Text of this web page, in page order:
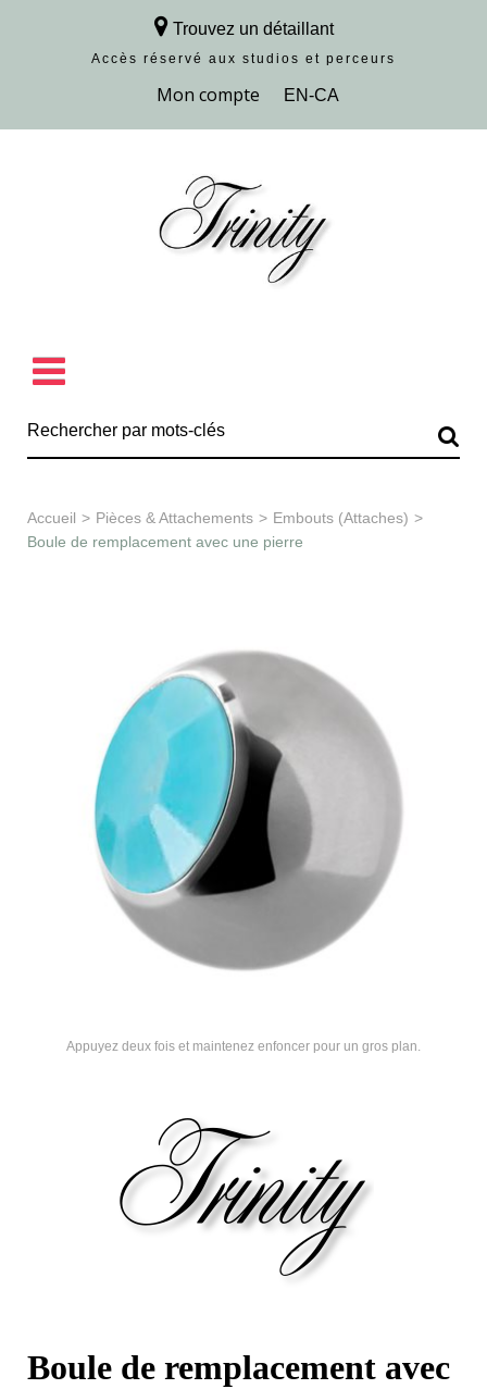
Trouvez un détaillant
Accès réservé aux studios et perceurs
Découvrir la collection
Accueil > Pièces & Attachements > Embouts (Attaches) >
Boule de remplacement avec une pierre
Appuyez deux fois et maintenez enfoncer pour un gros plan.
Boule de remplacement avec